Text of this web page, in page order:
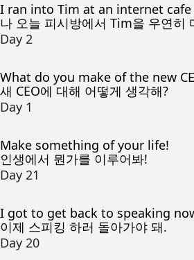
I ran into Tim at an internet cafe
나 오늘 피시방에서 Tim을 우연히
Day 2
What do you make of the new
새 CEO에 대해 어떻게 생각해?
Day 1
Make something of your life!
인생에서 뭔가를 이루어봐!
Day 21
I got to get back to speaking
이제 스피킹 하러 돌아가야 돼.
Day 20